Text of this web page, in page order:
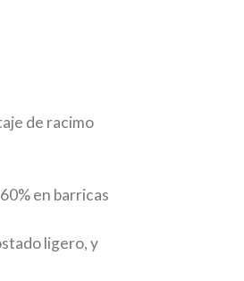
de racimo
en barricas
ligero, y